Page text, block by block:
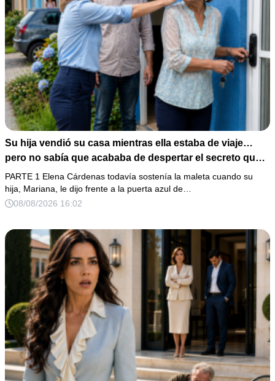
Su hija vendió su casa mientras ella estaba de viaje…
pero no sabía que acababa de despertar el secreto que
su padre dejó antes de morir
PARTE 1 Elena Cárdenas todavía sostenía la maleta cuando su
hija, Mariana, le dijo frente a la puerta azul de…
08/08/2026 16:02